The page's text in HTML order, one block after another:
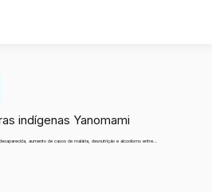
indígenas Yanomami
aumento de casos de malária, desnutrição e alcoolismo entre...